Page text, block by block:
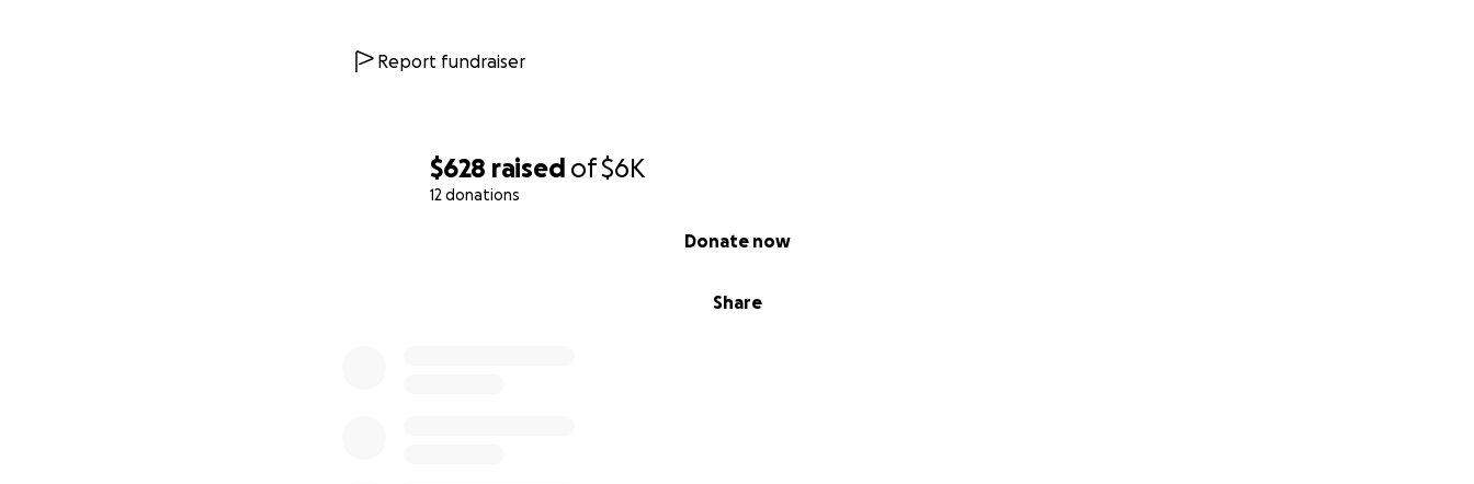
$628 raised of$6K
12 donations
Share
Donate now
Report fundraiser